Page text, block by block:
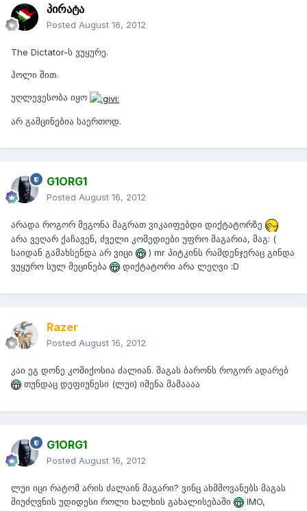
პირატა
Posted August 16, 2012
The Dictator-ს ვუყურე.
ჰოლი შით.
უღლევესობა იყო
არ გამცინებია საერთოდ.
G1ORG1
Posted August 16, 2012
არადა როგორ მეგონა მაგრათ ვიკაიფებდი დიქტატორზე
არა ვეღარ ქაჩავენ, ძველი კომედიები უფრო მაგარია, მაგ: (
საიდან გამახსენდა არ ვიცი
) mr პიტკინს რამდენჯერაც გინდა
ვუყურო სულ მეცინება
დიქტატორი არა ლეღვი :D
Razer
Posted August 16, 2012
კაი ეგ დონე კომიქოსია ძალიან. მაგას ბარონს როგორ ადარებ
თუნდაც დეფიუნესი (ლუი) იმენა მამაააა
G1ORG1
Posted August 16, 2012
ლუი იცი რატომ არის ძალაინ მაგარი? ვინც ახმმოვანებს მაგას
მიუძღვნის უდიდესი როლი ხალხის გახალისებაში
IMO,